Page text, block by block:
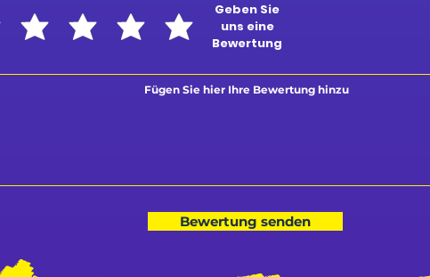
Geben Sie
uns eine
Bewertung
Bewertung senden